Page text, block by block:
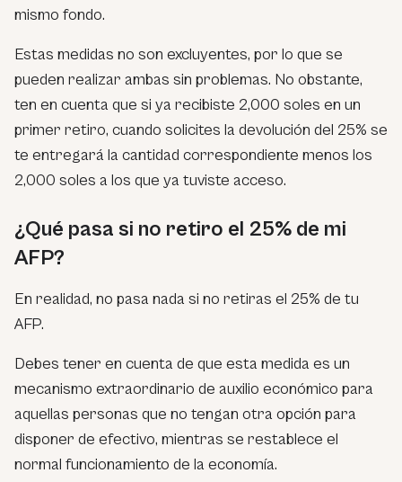
mismo fondo.
Estas medidas no son excluyentes, por lo que se
pueden realizar ambas sin problemas. No obstante,
ten en cuenta que si ya recibiste 2,000 soles en un
primer retiro, cuando solicites la devolución del 25% se
te entregará la cantidad correspondiente menos los
2,000 soles a los que ya tuviste acceso.
¿Qué pasa si no retiro el 25% de mi
AFP?
En realidad, no pasa nada si no retiras el 25% de tu
AFP.
Debes tener en cuenta de que esta medida es un
mecanismo extraordinario de auxilio económico para
aquellas personas que no tengan otra opción para
disponer de efectivo, mientras se restablece el
normal funcionamiento de la economía.